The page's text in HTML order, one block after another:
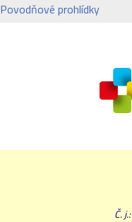
Povodňové prohlídky
Č.